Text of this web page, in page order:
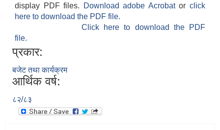
display PDF files.
Download adobe Acrobatorclick
here to download the PDF file.
Click here to download the PDF
file.
प्रकार:
बजेट तथा कार्यक्रम
आर्थिक वर्ष:
८२/८३